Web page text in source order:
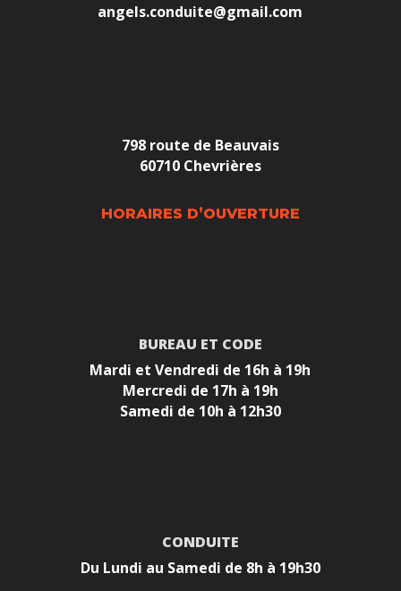
angels.conduite@gmail.com
798 route de Beauvais
60710 Chevrières
HORAIRES D’OUVERTURE
BUREAU ET CODE
Mardi et Vendredi de 16h à 19h
Mercredi de 17h à 19h
Samedi de 10h à 12h30
CONDUITE
Du Lundi au Samedi de 8h à 19h30